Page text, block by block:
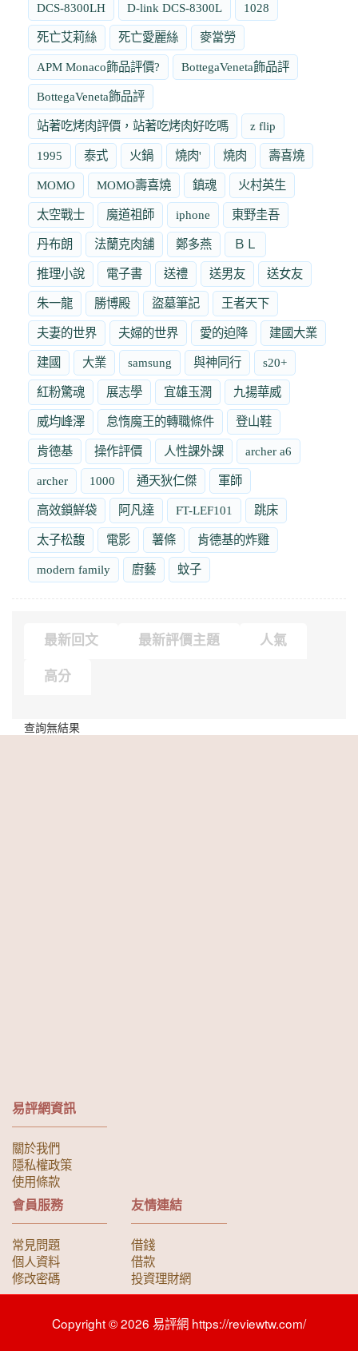
DCS-8300LH D-link DCS-8300L 1028
死亡艾莉絲 死亡愛麗絲 麥當勞
APM Monaco飾品評價? BottegaVeneta飾品評
BottegaVeneta飾品評
站著吃烤肉評價，站著吃烤肉好吃嗎 z flip
1995 泰式 火鍋 燒肉' 燒肉 壽喜燒
MOMO MOMO壽喜燒 鎮魂 火村英生
太空戰士 魔道祖師 iphone 東野圭吾
丹布朗 法蘭克肉舖 鄭多燕 ＢＬ
推理小說 電子書 送禮 送男友 送女友
朱一龍 勝博殿 盜墓筆記 王者天下
夫妻的世界 夫婦的世界 愛的迫降 建國大業
建國 大業 samsung 與神同行 s20+
紅粉驚魂 展志學 宜雄玉潤 九揚華威
威均峰澤 怠惰魔王的轉職條件 登山鞋
肯德基 操作評價 人性課外課 archer a6
archer 1000 通天狄仁傑 軍師
高效鎖鮮袋 阿凡達 FT-LEF101 跳床
太子松馥 電影 薯條 肯德基的炸雞
modern family 廚藝 蚊子
最新回文 最新評價主題 人氣
高分
查詢無結果
易評網資訊
關於我們
隱私權政策
使用條款
會員服務
常見問題
個人資料
修改密碼
友情連結
借錢
借款
投資理財網
Copyright © 2026 易評網 https://reviewtw.com/